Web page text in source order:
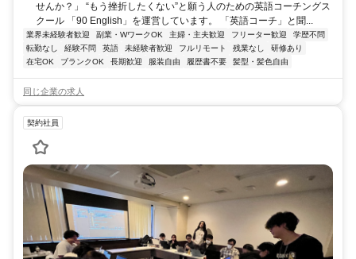
せんか？」 “もう挫折したくない”と願う人のための英語コーチングス
クール 「90 English」を運営しています。 「英語コーチ」と聞...
業界未経験者歓迎 副業・WワークOK 主婦・主夫歓迎 フリーター歓迎
学歴不問
転勤なし
経験不問 英語 未経験者歓迎 フルリモート 残業なし
研修あり
在宅OK
ブランクOK 長期歓迎 服装自由 履歴書不要 髪型・髪色自由
同じ企業の求人
契約社員